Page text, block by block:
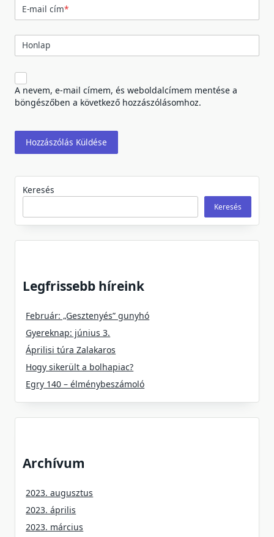
E-mail cím*
Honlap
A nevem, e-mail címem, és weboldalcímem mentése a
böngészőben a következő hozzászólásomhoz.
Keresés
Keresés
Legfrissebb híreink
Február: „Gesztenyés” gunyhó
Gyereknap: június 3.
Áprilisi túra Zalakaros
Hogy sikerült a bolhapiac?
Egry 140 – élménybeszámoló
Archívum
2023. augusztus
2023. április
2023. március